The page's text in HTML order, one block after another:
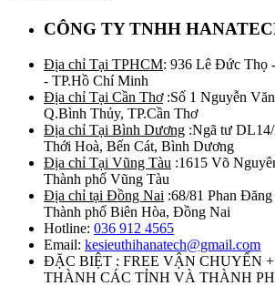
CÔNG TY TNHH
Địa chỉ Tại TPHCM: 936 Lê Đức Thọ
- TP.Hồ Chí Minh
Địa chỉ Tại Cần Thơ:Số 1 Nguyễn
Q.Bình Thủy, TP.Cần Thơ
Địa chỉ Tại Bình Dương :Ngã tư
Thới Hoà, Bến Cát, Bình Dương
Địa chỉ Tại Vũng Tàu :1615 Võ
Thành phố Vũng Tàu
Địa chỉ tại Đồng Nai :68/81 Phan
Thành phố Biên Hòa, Đồng Nai
Hotline: 036 912 4565
Email: kesieuthihanatech@gmail.com
ĐẶC BIỆT : FREE VẬN CHUYỂN
THÀNH CÁC TỈNH VÀ THÀNH